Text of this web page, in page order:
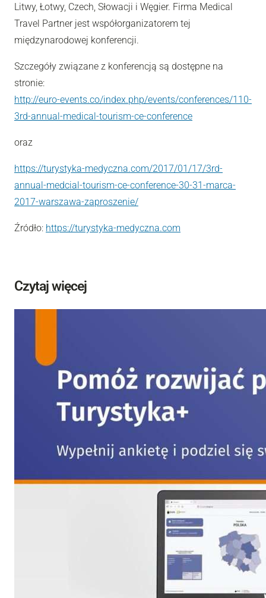
Litwy, Łotwy, Czech, Słowacji i Węgier. Firma Medical
Travel Partner jest współorganizatorem tej
międzynarodowej konferencji.
Szczegóły związane z konferencją są dostępne na
stronie:
http://euro-events.co/index.php/events/conferences/110-
3rd-annual-medical-tourism-ce-conference
oraz
https://turystyka-medyczna.com/2017/01/17/3rd-
annual-medcial-tourism-ce-conference-30-31-marca-
2017-warszawa-zaproszenie/
Źródło: https://turystyka-medyczna.com
Czytaj więcej